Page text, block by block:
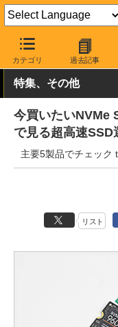
カテゴリ 過去記事
AKIBA PC Hotline! PC
特集、その他
今買いたいNVMe
で見る超高速SSD
主要5製品でチェック
リスト